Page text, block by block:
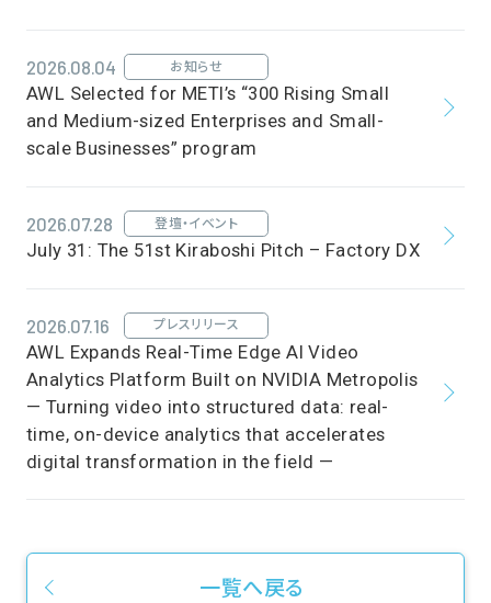
2026.08.04 お知らせ
AWL Selected for METI’s “300 Rising Small
and Medium-sized Enterprises and Small-
scale Businesses” program
2026.07.28 登壇・イベント
July 31: The 51st Kiraboshi Pitch – Factory DX
2026.07.16 プレスリリース
AWL Expands Real-Time Edge AI Video
Analytics Platform Built on NVIDIA Metropolis
— Turning video into structured data: real-
time, on-device analytics that accelerates
digital transformation in the field —
一覧へ戻る